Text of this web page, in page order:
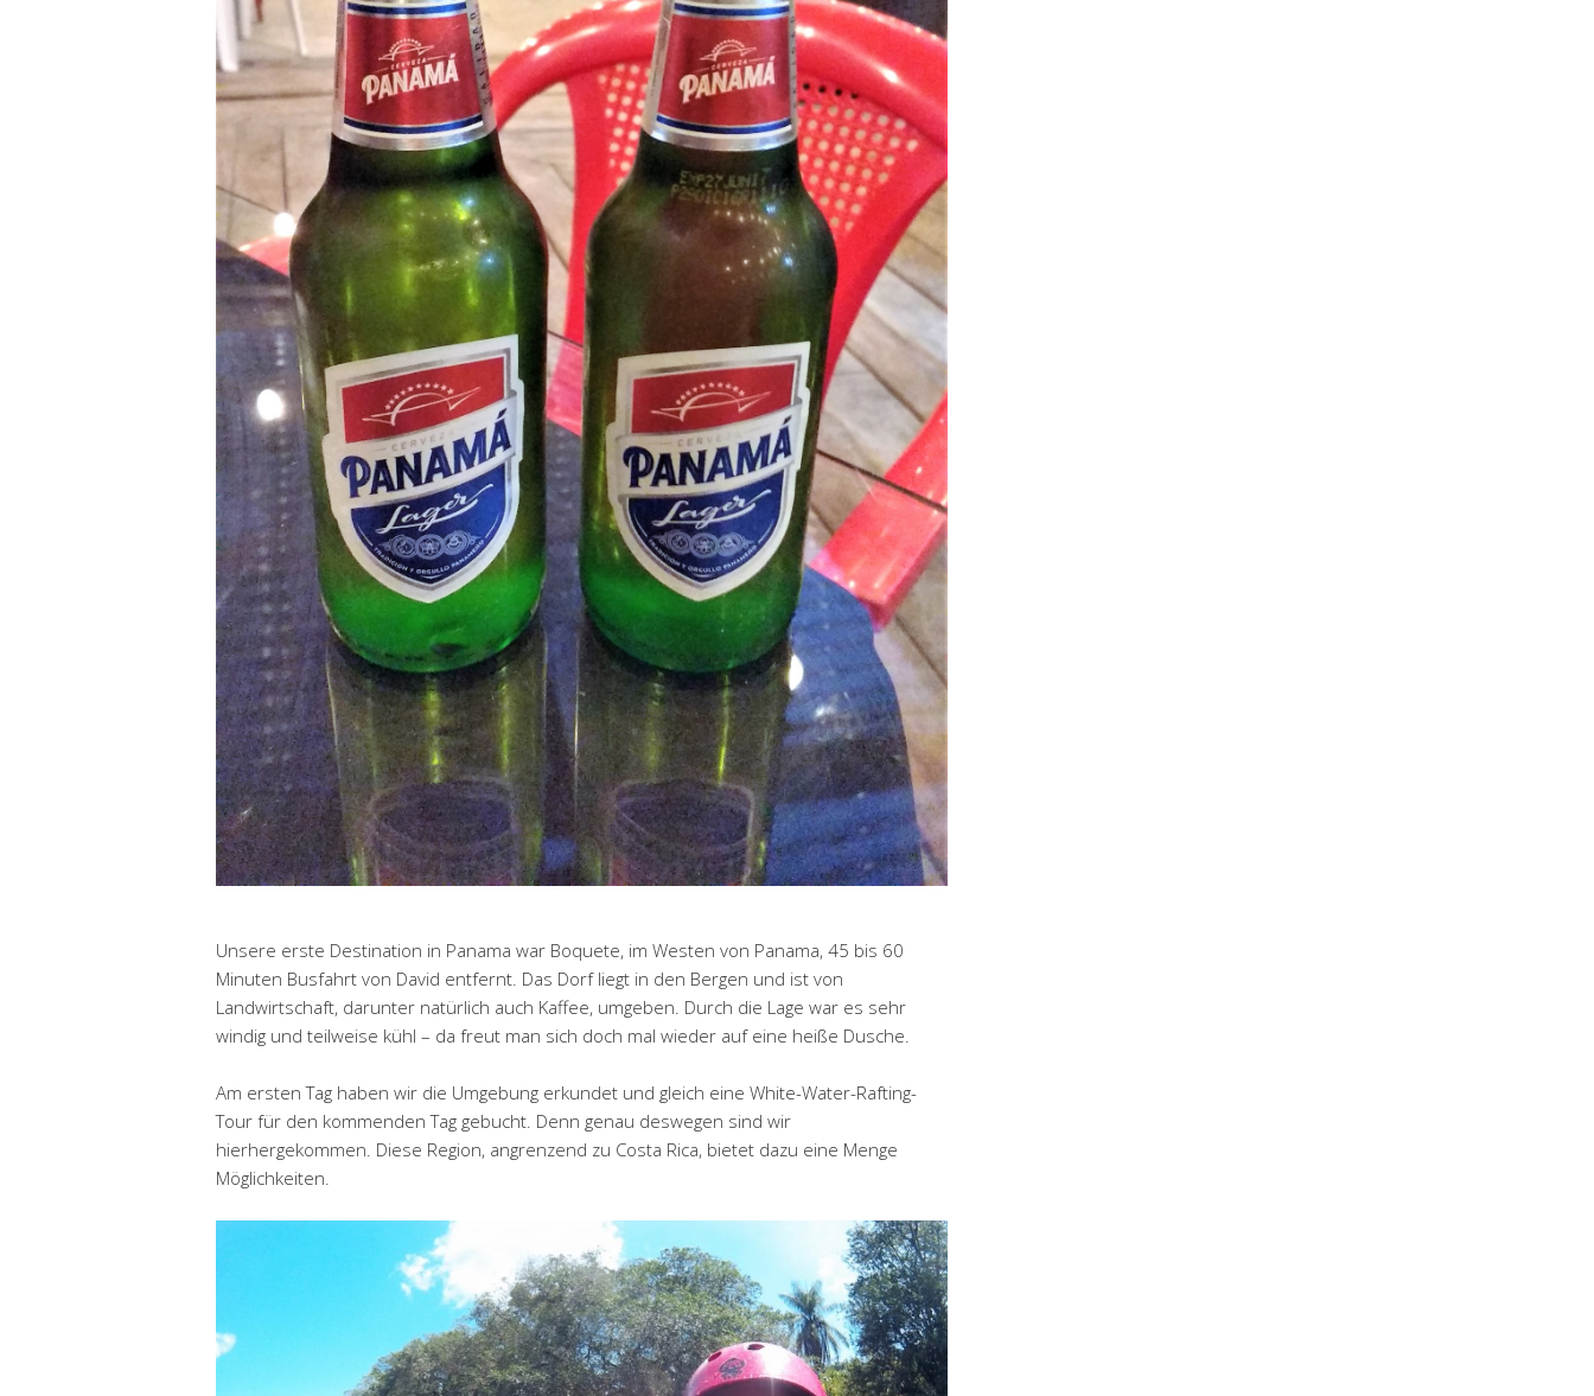
Unsere erste Destination in Panama war Boquete, im Westen von Panama, 45 bis 60
Minuten Busfahrt von David entfernt. Das Dorf liegt in den Bergen und ist von
Landwirtschaft, darunter natürlich auch Kaffee, umgeben. Durch die Lage war es sehr
windig und teilweise kühl – da freut man sich doch mal wieder auf eine heiße Dusche.
Am ersten Tag haben wir die Umgebung erkundet und gleich eine White-Water-Rafting-
Tour für den kommenden Tag gebucht. Denn genau deswegen sind wir
hierhergekommen. Diese Region, angrenzend zu Costa Rica, bietet dazu eine Menge
Möglichkeiten.